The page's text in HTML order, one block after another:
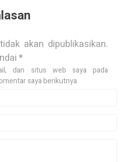
akan dipublikasikan.
*
dan situs web saya pada
saya berikutnya.